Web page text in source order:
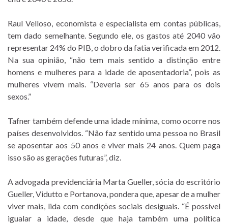
Raul Velloso, economista e especialista em contas públicas,
tem dado semelhante. Segundo ele, os gastos até 2040 vão
representar 24% do PIB, o dobro da fatia verificada em 2012.
Na sua opinião, “não tem mais sentido a distinção entre
homens e mulheres para a idade de aposentadoria”, pois as
mulheres vivem mais. “Deveria ser 65 anos para os dois
sexos.”
Tafner também defende uma idade mínima, como ocorre nos
países desenvolvidos. “Não faz sentido uma pessoa no Brasil
se aposentar aos 50 anos e viver mais 24 anos. Quem paga
isso são as gerações futuras”, diz.
A advogada previdenciária Marta Gueller, sócia do escritório
Gueller, Vidutto e Portanova, pondera que, apesar de a mulher
viver mais, lida com condições sociais desiguais. “É possível
igualar a idade, desde que haja também uma política